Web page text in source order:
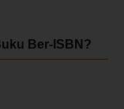
Ber-ISBN?